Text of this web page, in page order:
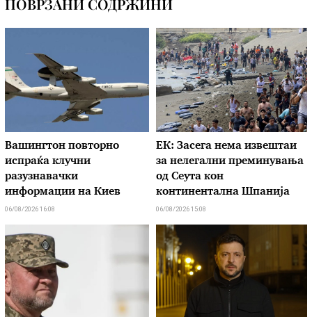
ПОВРЗАНИ СОДРЖИНИ
Вашингтон повторно
испраќа клучни
разузнавачки
информации на Киев
06/08/2026 16:08
ЕК: Засега нема извештаи
за нелегални преминувања
од Сеута кон
континентална Шпанија
06/08/2026 15:08